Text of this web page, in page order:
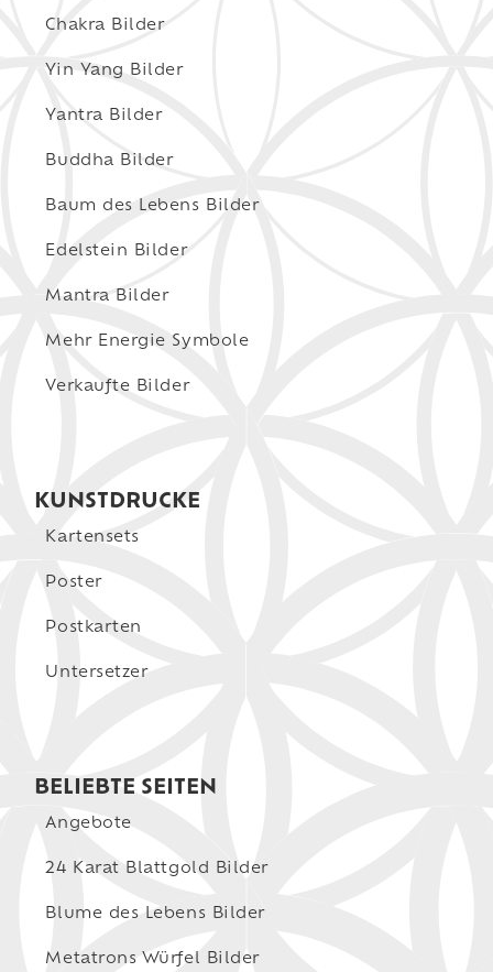
Chakra Bilder
Yin Yang Bilder
Yantra Bilder
Buddha Bilder
Baum des Lebens Bilder
Edelstein Bilder
Mantra Bilder
Mehr Energie Symbole
Verkaufte Bilder
KUNSTDRUCKE
Kartensets
Poster
Postkarten
Untersetzer
BELIEBTE SEITEN
Angebote
24 Karat Blattgold Bilder
Blume des Lebens Bilder
Metatrons Würfel Bilder